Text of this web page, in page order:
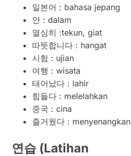
일본어 : bahasa jepang
안 : dalam
열심히 :tekun, giat
따뜻합니다 : hangat
시험 : ujian
여행 : wisata
태어났다 : lahir
힘들다 : melelahkan
중국 : cina
즐거웠다 : menyenangkan
연습 (Latihan